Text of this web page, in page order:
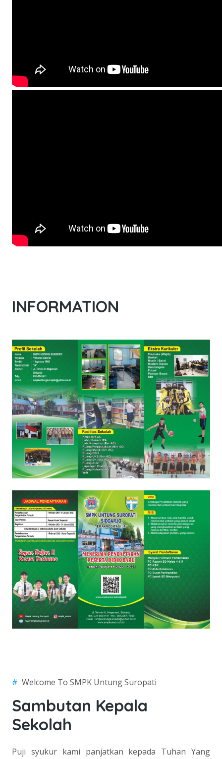
INFORMATION
# Welcome To SMPK Untung Suropati
Sambutan Kepala
Sekolah
Puji syukur kami panjatkan kepada Tuhan Yang